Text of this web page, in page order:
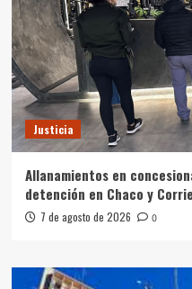
Justicia
Allanamientos en
detención en Chaco y
7 de agosto de 2026 0